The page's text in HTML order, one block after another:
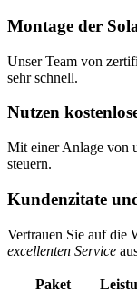
Montage der
Unser Team von
sehr schnell.
Nutzen
Mit einer Anlage von
steuern.
Kundenzitate
Vertrauen Sie auf die
excellenten Service
Paket